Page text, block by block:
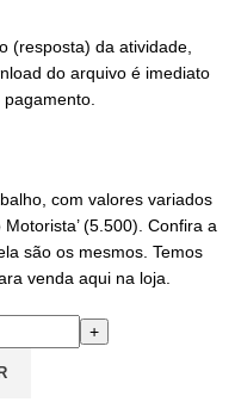
(resposta) da atividade,
do arquivo é imediato
com valores variados
(5.500). Confira a
são os mesmos. Temos
venda aqui na loja.